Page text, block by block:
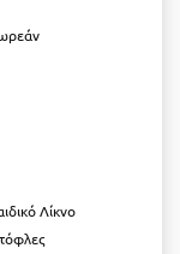
Λίκνο